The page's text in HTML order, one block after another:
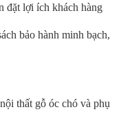
đặt lợi ích khách hàng
bảo hành minh bạch,
thất gỗ óc chó và phụ